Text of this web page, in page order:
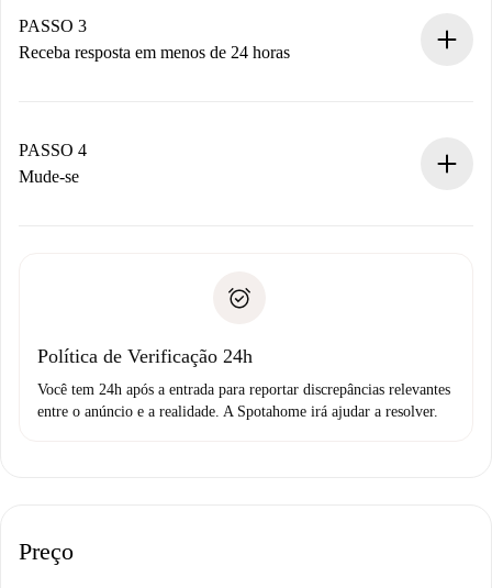
Não cobramos nada até que o proprietário confirme.
PASSO 3
Receba resposta em menos de 24 horas
proprietário.
Se recusada: não cobraremos nada e ofereceremos
Débito direto bancário
PASSO 4
Mude-se
não comunicar nenhum problema.
Política de Verificação 24h
Você tem 24h após a entrada para reportar discrepâncias relevantes
entre o anúncio e a realidade. A Spotahome irá ajudar a resolver.
Preço